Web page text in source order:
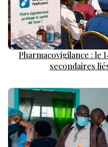
Pharmacovigilance : le
secondaires